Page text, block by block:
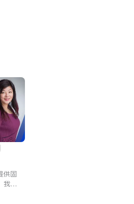
供固
我们